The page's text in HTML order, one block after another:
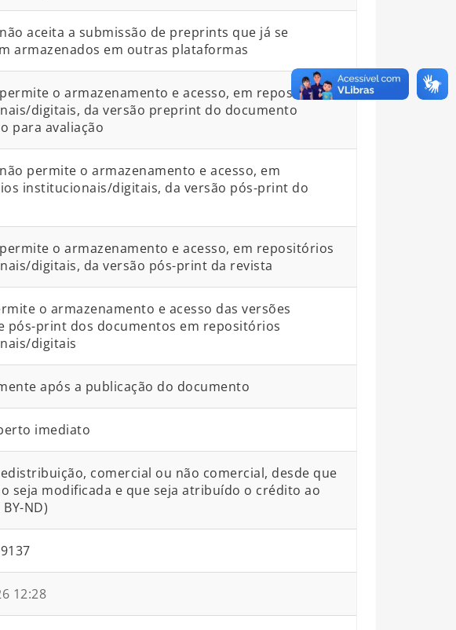
aceita a submissão de preprints que já se
armazenados em outras plataformas
o armazenamento e acesso, em repositórios
digitais, da versão preprint do documento
para avaliação
permite o armazenamento e acesso, em
institucionais/digitais, da versão pós-print do
o armazenamento e acesso, em repositórios
digitais, da versão pós-print da revista
o armazenamento e acesso das versões
pós-print dos documentos em repositórios
digitais
após a publicação do documento
imediato
comercial ou não comercial, desde que
seja modificada e que seja atribuído o crédito ao
ND)
12:28